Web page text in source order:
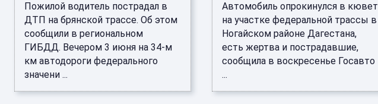
Пожилой водитель пострадал в
ДТП на брянской трассе. Об этом
сообщили в региональном
ГИБДД. Вечером 3 июня на 34-м
км автодороги федерального
значени ...
Автомобиль опрокинулся в кювет
на участке федеральной трассы в
Ногайском районе Дагестана,
есть жертва и пострадавшие,
сообщила в воскресенье Госавто
...